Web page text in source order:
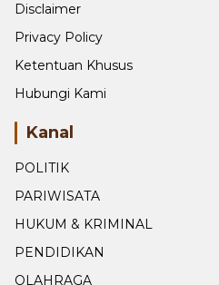
Disclaimer
Privacy Policy
Ketentuan Khusus
Hubungi Kami
Kanal
POLITIK
PARIWISATA
HUKUM & KRIMINAL
PENDIDIKAN
OLAHRAGA